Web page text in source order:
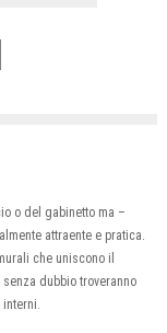
o del gabinetto ma –
attraente e pratica.
che uniscono il
dubbio troveranno